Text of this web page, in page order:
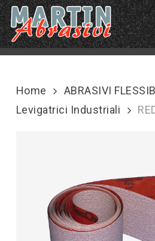
Skip
to
main
content
Home ABRASIVI
Levigatrici Industriali